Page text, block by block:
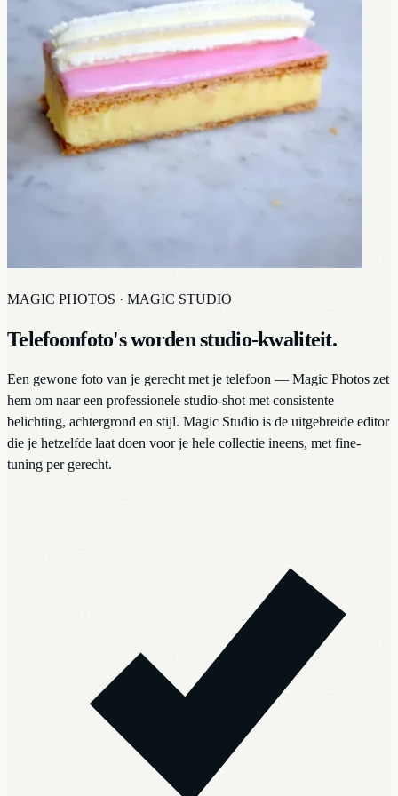
MAGIC PHOTOS · MAGIC STUDIO
Telefoonfoto's worden studio-kwaliteit.
Een gewone foto van je gerecht met je telefoon — Magic Photos zet
hem om naar een professionele studio-shot met consistente
belichting, achtergrond en stijl. Magic Studio is de uitgebreide editor
die je hetzelfde laat doen voor je hele collectie ineens, met fine-
tuning per gerecht.